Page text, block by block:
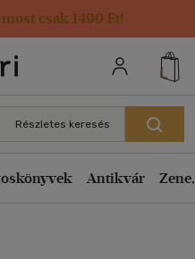
csak 1499 Ft!
Részletes keresés
Antikvár
csökkenő